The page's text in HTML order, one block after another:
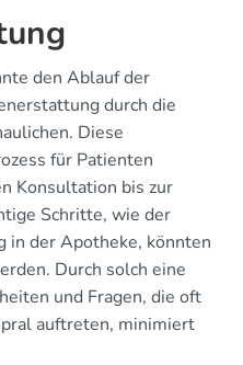
den Ablauf der
durch die
Diese
für Patienten
Konsultation bis zur
Schritte, wie der
in der Apotheke, könnten
Durch solch eine
und Fragen, die oft
auftreten, minimiert